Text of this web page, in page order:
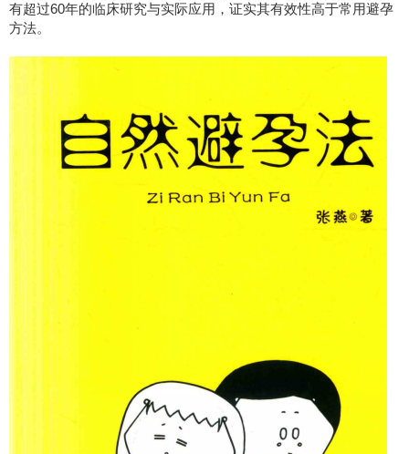
有超过60年的临床研究与实际应用，证实其有效性高于常用避孕
方法。